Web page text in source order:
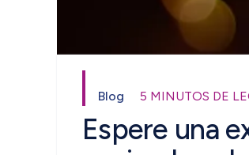
Blog 5 MINUTOS DE
Espere una